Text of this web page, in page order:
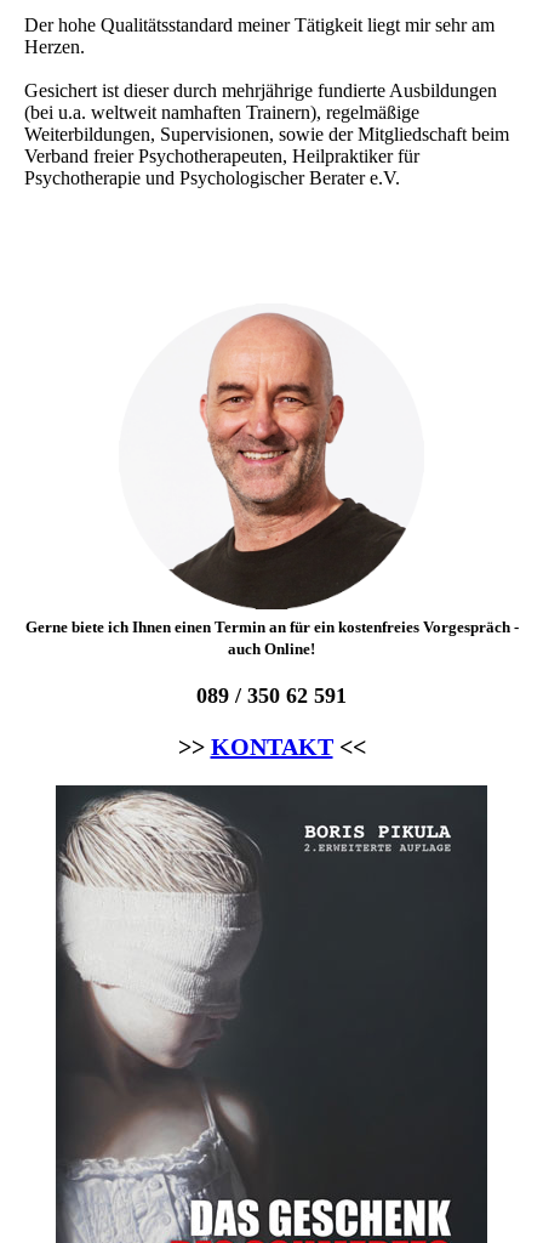
Der hohe Qualitätsstandard meiner Tätigkeit liegt mir sehr am
Herzen.
Gesichert ist dieser durch mehrjährige fundierte Ausbildungen
(bei u.a. weltweit namhaften Trainern), regelmäßige
Weiterbildungen, Supervisionen, sowie der Mitgliedschaft beim
Verband freier Psychotherapeuten, Heilpraktiker für
Psychotherapie und Psychologischer Berater e.V.
Gerne biete ich Ihnen einen Termin an für ein kostenfreies Vorgespräch -
auch Online!
089 / 350 62 591
>> KONTAKT<<